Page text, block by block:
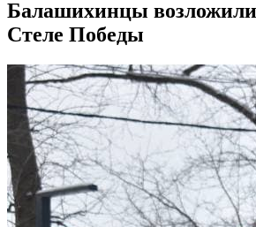
Балашихинцы
Стеле Победы